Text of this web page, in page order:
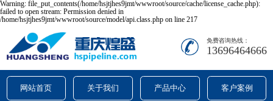
Warning: file_put_contents(/home/hsjtjhes9jmt/wwwroot/source/cache/license_cache.php):
failed to open stream: Permission denied in
/home/hsjtjhes9jmt/wwwroot/source/model/api.class.php on line 217
免费咨询热线：
13696464666
网站首页 关于我们 产品中心 客户案例